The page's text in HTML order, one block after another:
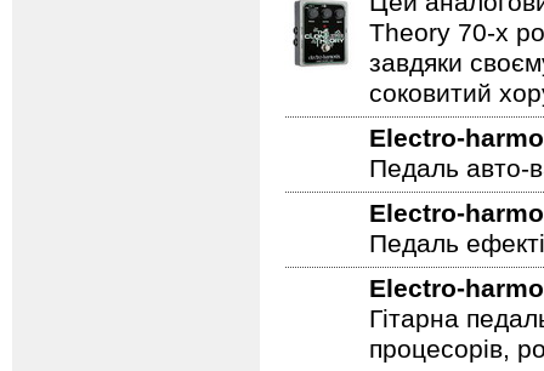
Electro-
Цей
Theory 70-х
завдяки
соковитий
Electro-
Педаль авто-
Electro-
Педаль
Electro-